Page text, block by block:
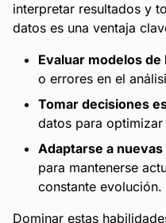
interpretar resultados y
datos es una ventaja
Evaluar modelos de
o errores en el
Tomar decisiones
datos para
Adaptarse a
para mantenerse
constante evolución.
Dominar estas